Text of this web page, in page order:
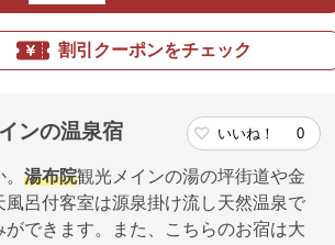
割引クーポンをチェック
ンの温泉宿 いいね！ 0
湯布院観光メインの湯の坪街道や金
呂付客室は源泉掛け流し天然温泉で
できます。また、こちらのお宿は大